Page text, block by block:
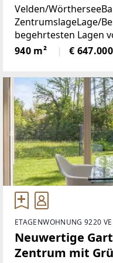
Velden/
ZentrumslageLage/
begehrtesten Lagen
befindet sich dieses
das mit seiner
940 m² € 647.000
ETAGENWOHNUNG 9220
Neuwertige
Zentrum mit